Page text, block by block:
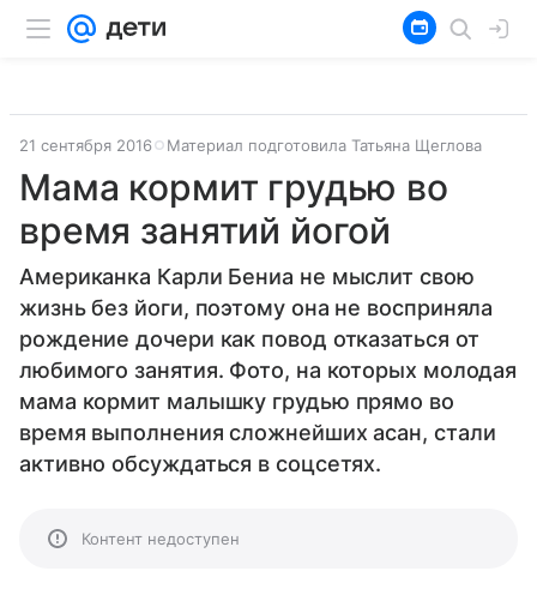
21 сентября 2016 Материал подготовила Татьяна Щеглова
Мама кормит грудью во
время занятий йогой
Американка Карли Бениа не мыслит свою
жизнь без йоги, поэтому она не восприняла
рождение дочери как повод отказаться от
любимого занятия. Фото, на которых молодая
мама кормит малышку грудью прямо во
время выполнения сложнейших асан, стали
активно обсуждаться в соцсетях.
Контент недоступен